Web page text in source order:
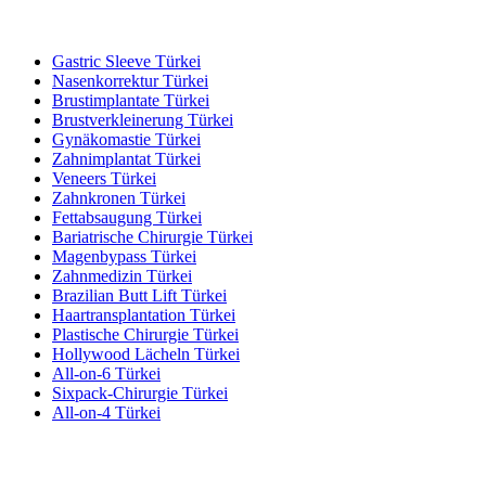
Gastric Sleeve Türkei
Nasenkorrektur Türkei
Brustimplantate Türkei
Brustverkleinerung Türkei
Gynäkomastie Türkei
Zahnimplantat Türkei
Veneers Türkei
Zahnkronen Türkei
Fettabsaugung Türkei
Bariatrische Chirurgie Türkei
Magenbypass Türkei
Zahnmedizin Türkei
Brazilian Butt Lift Türkei
Haartransplantation Türkei
Plastische Chirurgie Türkei
Hollywood Lächeln Türkei
All-on-6 Türkei
Sixpack-Chirurgie Türkei
All-on-4 Türkei